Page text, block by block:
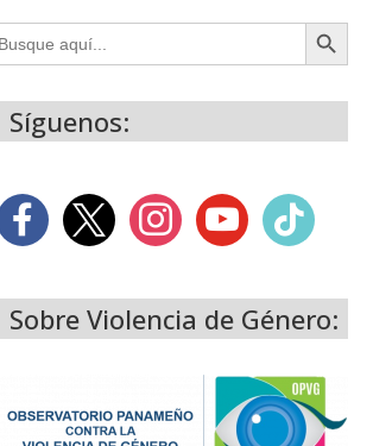
Botón de búsqueda
Síguenos:
Sobre Violencia de Género: